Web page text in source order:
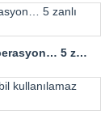
Hatay’da organize suç örgütüne yönelik operasyon… 5 zanlı tutuklandı